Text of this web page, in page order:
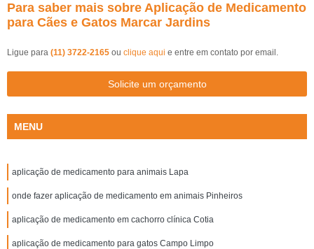
Para saber mais sobre Aplicação de Medicamento
para Cães e Gatos Marcar Jardins
Ligue para (11) 3722-2165 ou clique aqui e entre em contato por email.
Solicite um orçamento
MENU
aplicação de medicamento para animais Lapa
onde fazer aplicação de medicamento em animais Pinheiros
aplicação de medicamento em cachorro clínica Cotia
aplicação de medicamento para gatos Campo Limpo